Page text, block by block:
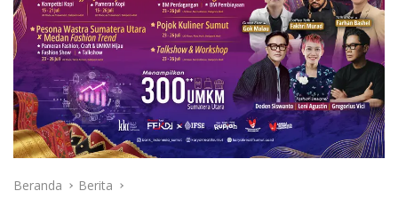
Beranda Berita